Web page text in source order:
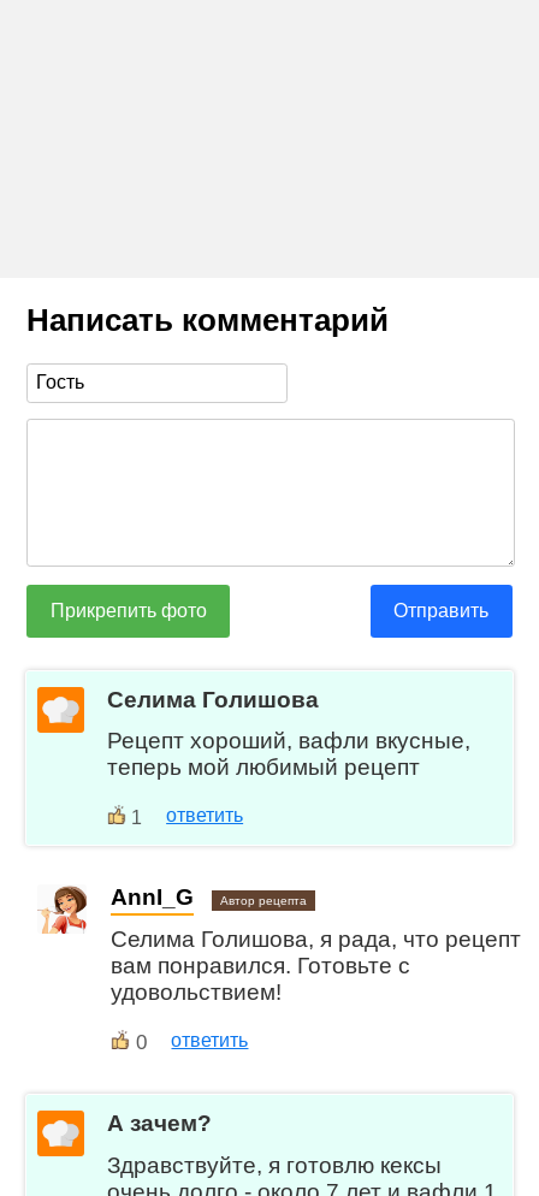
Написать комментарий
Прикрепить фото Отправить
Селима Голишова
Рецепт хороший, вафли вкусные,
теперь мой любимый рецепт
1 ответить
AnnI_G Автор рецепта
Селима Голишова, я рада, что рецепт
вам понравился. Готовьте с
удовольствием!
0 ответить
А зачем?
Здравствуйте, я готовлю кексы